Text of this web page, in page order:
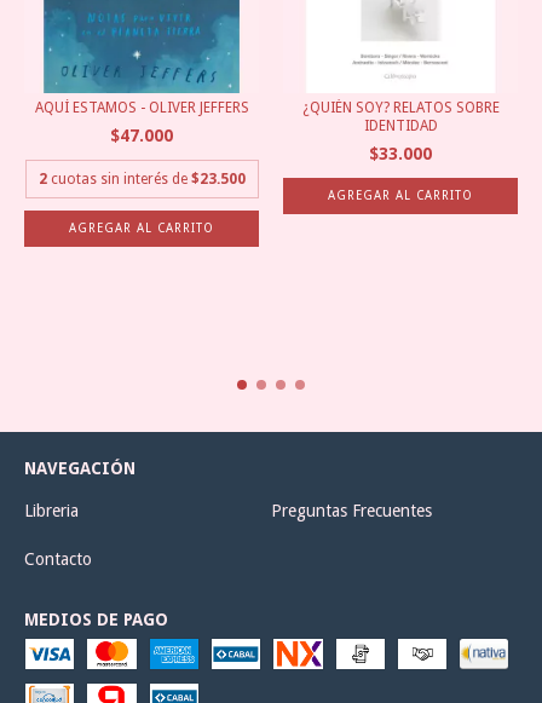
AQUÍ ESTAMOS - OLIVER JEFFERS
$47.000
2 cuotas sin interés de $23.500
¿QUIÉN SOY? RELATOS SOBRE
IDENTIDAD
$33.000
NAVEGACIÓN
Libreria Preguntas Frecuentes
Contacto
MEDIOS DE PAGO